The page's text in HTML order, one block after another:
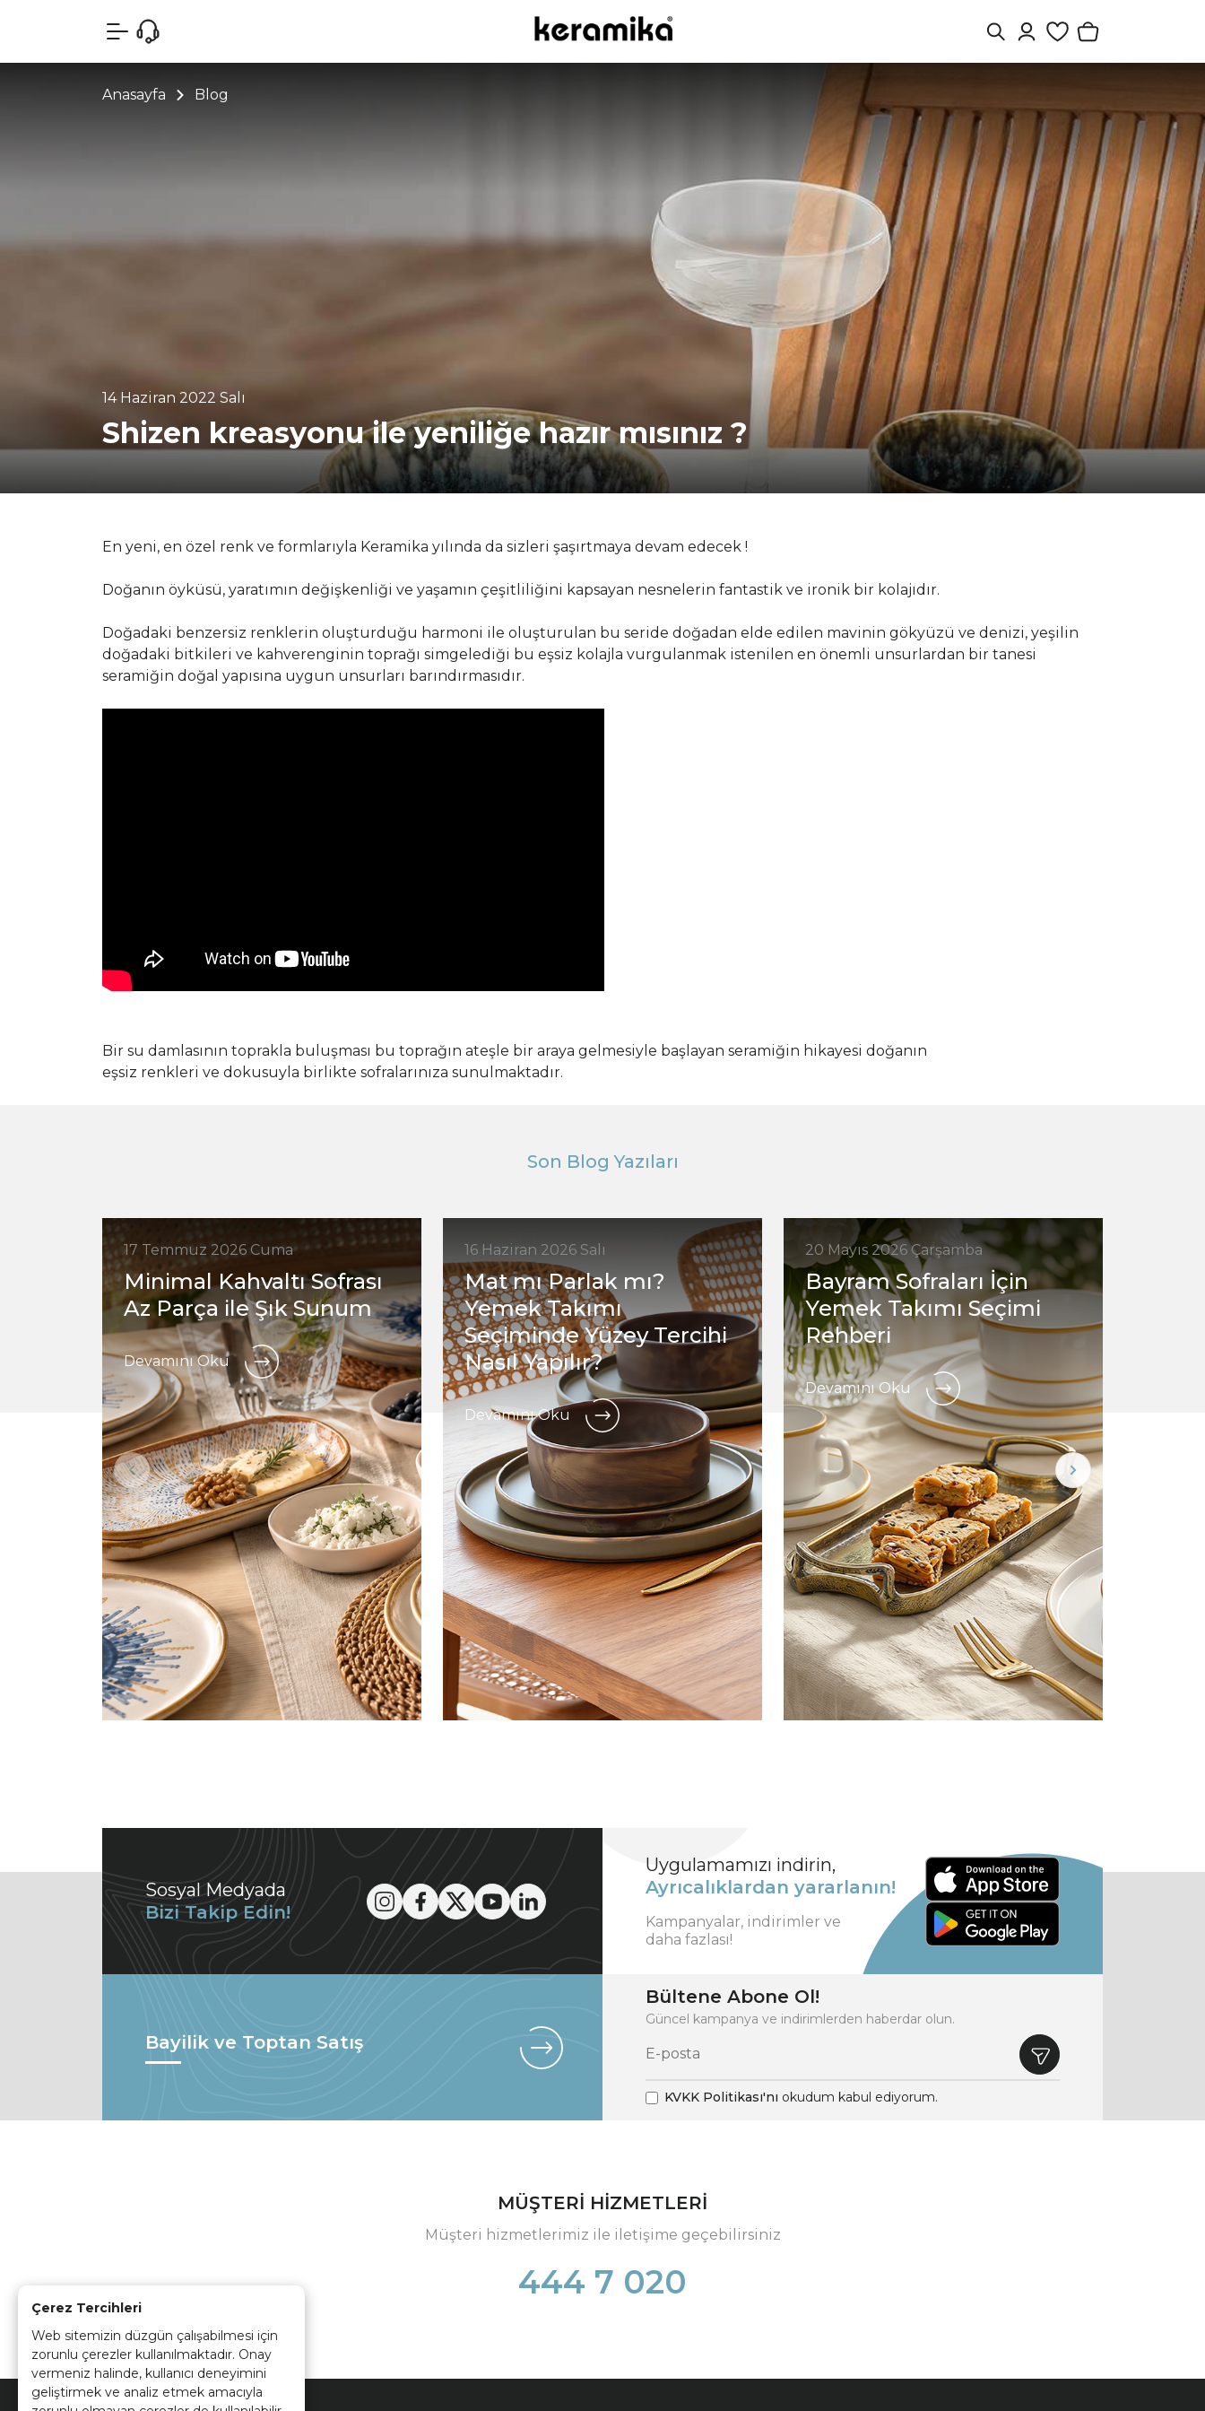
Çerez Tercihleri
Web sitemizin düzgün çalışabilmesi için
zorunlu çerezler kullanılmaktadır. Onay
vermeniz halinde, kullanıcı deneyimini
geliştirmek ve analiz etmek amacıyla
Anasayfa Blog
14 Haziran 2022 Salı
Shizen kreasyonu ile yeniliğe hazır mısınız ?
En yeni, en özel renk ve formlarıyla Keramika yılında da sizleri şaşırtmaya devam edecek !
Doğanın öyküsü, yaratımın değişkenliği ve yaşamın çeşitliliğini kapsayan nesnelerin fantastik ve ironik bir kolajıdır.
Doğadaki benzersiz renklerin oluşturduğu harmoni ile oluşturulan bu seride doğadan elde edilen mavinin gökyüzü ve denizi, yeşilin
doğadaki bitkileri ve kahverenginin toprağı simgelediği bu eşsiz kolajla vurgulanmak istenilen en önemli unsurlardan bir tanesi
seramiğin doğal yapısına uygun unsurları barındırmasıdır.
Bir su damlasının toprakla buluşması bu toprağın ateşle bir araya gelmesiyle başlayan seramiğin hikayesi doğanın
eşsiz renkleri ve dokusuyla birlikte sofralarınıza sunulmaktadır.
Son Blog Yazıları
17 Temmuz 2026 Cuma
Minimal Kahvaltı Sofrası
Az Parça ile Şık Sunum
Devamını Oku
16 Haziran 2026 Salı
Mat mı Parlak mı?
Yemek Takımı
Seçiminde Yüzey Tercihi
Nasıl Yapılır?
Devamını Oku
20 Mayıs 2026 Çarşamba
Bayram Sofraları İçin
Yemek Takımı Seçimi
Rehberi
Devamını Oku
Sosyal Medyada
Bizi Takip Edin!
Uygulamamızı indirin,
Ayrıcalıklardan yararlanın!
Kampanyalar, indirimler ve
daha fazlası!
Bayilik ve Toptan Satış
Bültene Abone Ol!
Güncel kampanya ve indirimlerden haberdar olun.
KVKK Politikası'nı okudum kabul ediyorum.
MÜŞTERİ HİZMETLERİ
Müşteri hizmetlerimiz ile iletişime geçebilirsiniz
444 7 020